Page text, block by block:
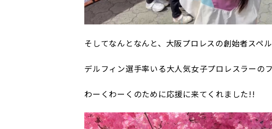
そしてなんとなんと、大阪プロレスの創始者スペ
デルフィン選手率いる大人気女子プロレスラーの
わーくわーくのために応援に来てくれました!!